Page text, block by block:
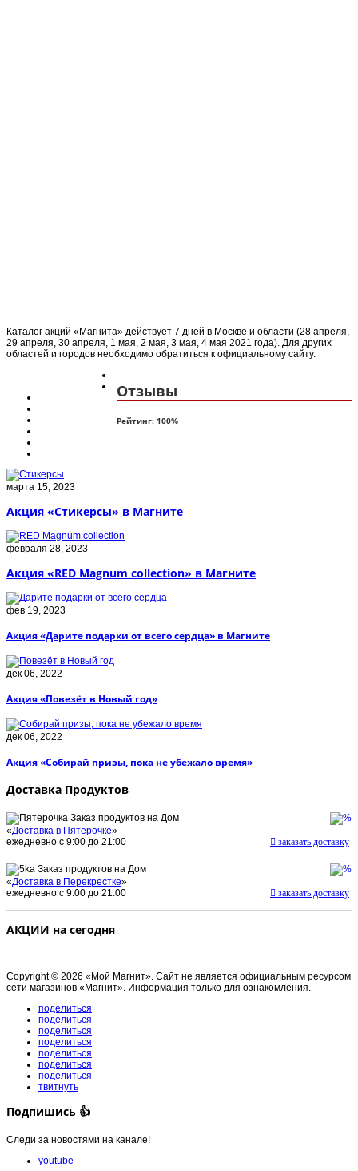
Каталог акций «Магнита» действует 7 дней в Москве и области (28 апреля,
29 апреля, 30 апреля, 1 мая, 2 мая, 3 мая, 4 мая 2021 года). Для других
областей и городов необходимо обратиться к официальному сайту.
Отзывы
Рейтинг:100%
марта 15, 2023
Акция «Стикерсы» в Магните
февраля 28, 2023
Акция «RED Magnum collection» в Магните
фев 19, 2023
Акция «Дарите подарки от всего сердца» в Магните
дек 06, 2022
Акция «Повезёт в Новый год»
дек 06, 2022
Акция «Собирай призы, пока не убежало время»
Доставка Продуктов
Заказ продуктов на Дом
«Доставка в Пятерочке»
ежедневно с 9:00 до 21:00
заказать доставку
Заказ продуктов на Дом
«Доставка в Перекрестке»
ежедневно с 9:00 до 21:00
заказать доставку
АКЦИИ на сегодня
Copyright © 2026 «Мой Магнит». Сайт не является официальным ресурсом
сети магазинов «Магнит». Информация только для ознакомления.
поделиться
поделиться
поделиться
поделиться
поделиться
поделиться
поделиться
твитнуть
Подпишись 👍
Следи за новостями на канале!
youtube